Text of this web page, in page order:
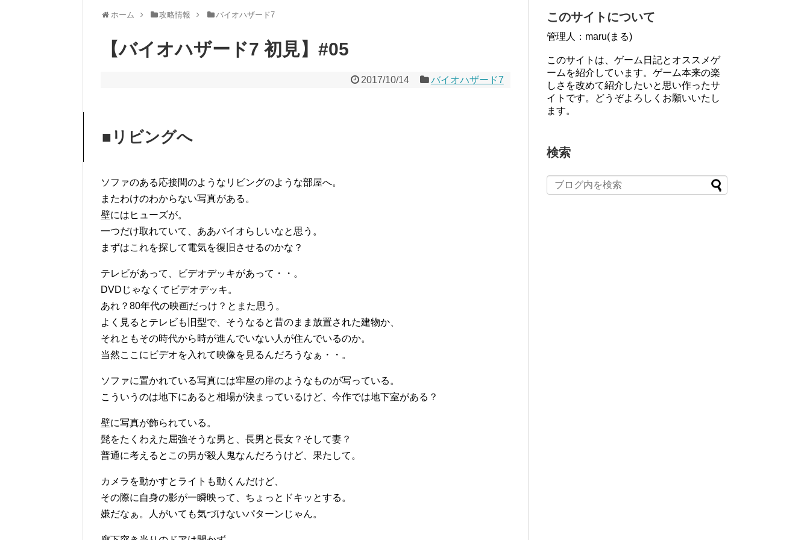
ホーム 攻略情報 バイオハザード7
【バイオハザード7 初見】#05
2017/10/14 バイオハザード7
■リビングへ
ソファのある応接間のようなリビングのような部屋へ。
またわけのわからない写真がある。
壁にはヒューズが。
一つだけ取れていて、ああバイオらしいなと思う。
まずはこれを探して電気を復旧させるのかな？
テレビがあって、ビデオデッキがあって・・。
DVDじゃなくてビデオデッキ。
あれ？80年代の映画だっけ？とまた思う。
よく見るとテレビも旧型で、そうなると昔のまま放置された建物か、
それともその時代から時が進んでいない人が住んでいるのか。
当然ここにビデオを入れて映像を見るんだろうなぁ・・。
ソファに置かれている写真には牢屋の扉のようなものが写っている。
こういうのは地下にあると相場が決まっているけど、今作では地下室がある？
壁に写真が飾られている。
髭をたくわえた屈強そうな男と、長男と長女？そして妻？
普通に考えるとこの男が殺人鬼なんだろうけど、果たして。
カメラを動かすとライトも動くんだけど、
その際に自身の影が一瞬映って、ちょっとドキッとする。
嫌だなぁ。人がいても気づけないパターンじゃん。
このサイトについて
管理人：maru(まる)
このサイトは、ゲーム日記とオススメゲ
ームを紹介しています。ゲーム本来の楽
しさを改めて紹介したいと思い作ったサ
イトです。どうぞよろしくお願いいたし
ます。
検索